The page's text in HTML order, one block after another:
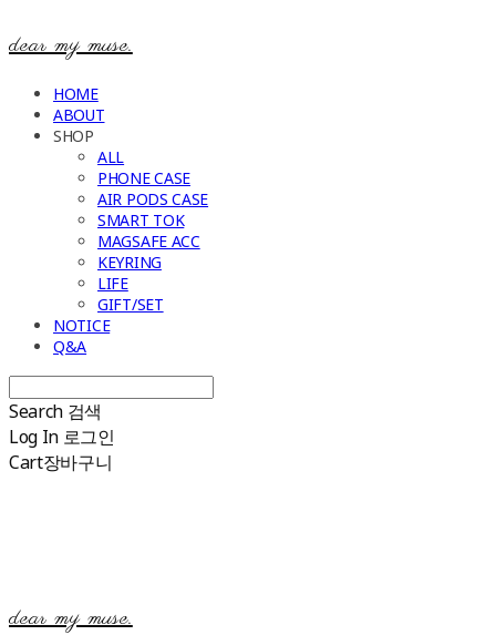
dear my muse.
HOME
ABOUT
SHOP
ALL
PHONE CASE
AIR PODS CASE
SMART TOK
MAGSAFE ACC
KEYRING
LIFE
GIFT/SET
NOTICE
Q&A
Search 검색
Log In 로그인
Cart장바구니
dear my muse.